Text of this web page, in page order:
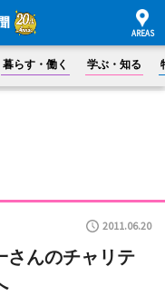
暮らす・働く 学ぶ・知る
2011.06.20
さんのチャリテ